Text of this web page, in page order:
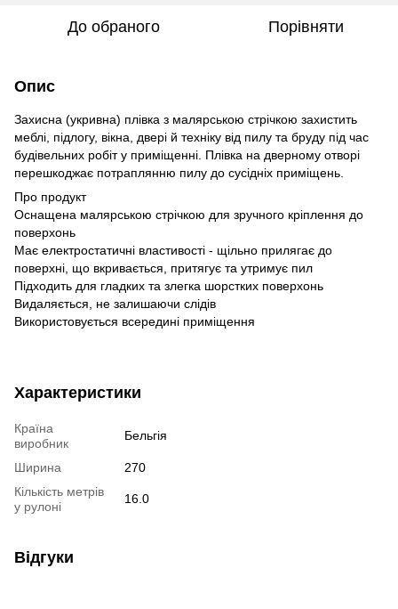
До обраного Порівняти
Опис
Захисна (укривна) плівка з малярською стрічкою захистить
меблі, підлогу, вікна, двері й техніку від пилу та бруду під час
будівельних робіт у приміщенні. Плівка на дверному отворі
перешкоджає потраплянню пилу до сусідніх приміщень.
Про продукт
Оснащена малярською стрічкою для зручного кріплення до
поверхонь
Має електростатичні властивості - щільно прилягає до
поверхні, що вкривається, притягує та утримує пил
Підходить для гладких та злегка шорстких поверхонь
Видаляється, не залишаючи слідів
Використовується всередині приміщення
Характеристики
Країна
виробник
Бельгія
Ширина
270
Кількість метрів
у рулоні
16.0
Відгуки